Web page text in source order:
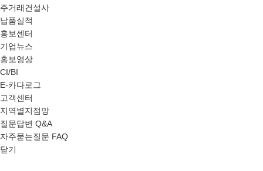
주거래건설사
납품실적
홍보센터
기업뉴스
홍보영상
CI/BI
E-카다로그
고객센터
지역별지점망
질문답변 Q&A
자주묻는질문 FAQ
닫기